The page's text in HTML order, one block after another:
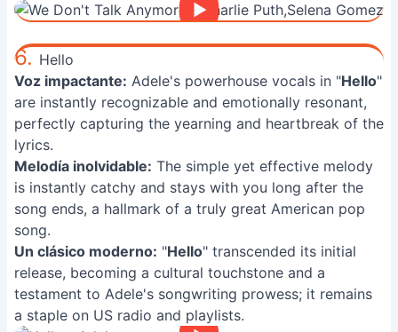
6. Hello
Voz impactante: Adele's powerhouse vocals in "Hello"
are instantly recognizable and emotionally resonant,
perfectly capturing the yearning and heartbreak of the
lyrics.
Melodía inolvidable: The simple yet effective melody
is instantly catchy and stays with you long after the
song ends, a hallmark of a truly great American pop
song.
Un clásico moderno: "Hello" transcended its initial
release, becoming a cultural touchstone and a
testament to Adele's songwriting prowess; it remains
a staple on US radio and playlists.